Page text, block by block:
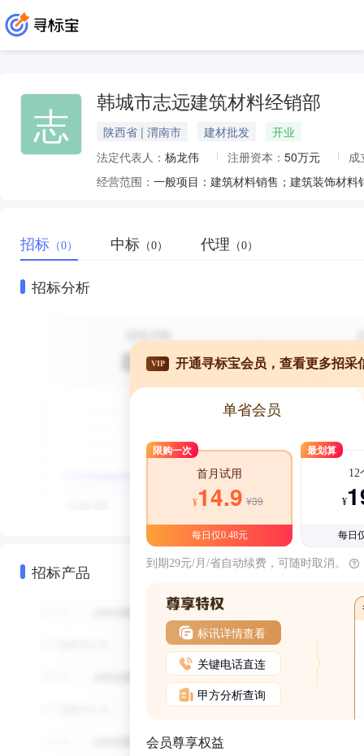
志 韩城市志远建筑材料经销部
陕西省 | 渭南市 建材批发
开业
法定代表人： 杨龙伟 注册资本： 50万元
成
经营范围：
招标 （0） 中标 （0） 代理 （0）
招标分析
招标产品
VIP 开通寻标宝会员，查看更多招采
单省会员
限购一次
首月试用
¥14.9 ¥39
每日仅0.48元
最划算
12
¥
每日
到期29元/月/省自动续费，可随时取消。
标讯详情查看
关键电话直连
甲方分析查询
会员尊享权益